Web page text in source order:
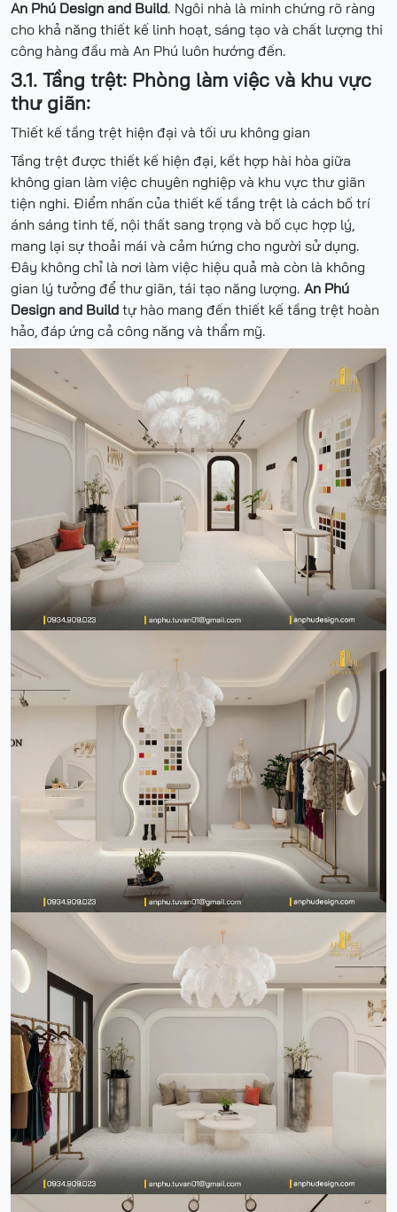
An Phú Design and Build. Ngôi nhà là minh chứng rõ ràng
cho khả năng thiết kế linh hoạt, sáng tạo và chất lượng thi
công hàng đầu mà An Phú luôn hướng đến.
3.1. Tầng trệt: Phòng làm việc và khu vực
thư giãn:
Thiết kế tầng trệt hiện đại và tối ưu không gian
Tầng trệt được thiết kế hiện đại, kết hợp hài hòa giữa
không gian làm việc chuyên nghiệp và khu vực thư giãn
tiện nghi. Điểm nhấn của thiết kế tầng trệt là cách bố trí
ánh sáng tinh tế, nội thất sang trọng và bố cục hợp lý,
mang lại sự thoải mái và cảm hứng cho người sử dụng.
Đây không chỉ là nơi làm việc hiệu quả mà còn là không
gian lý tưởng để thư giãn, tái tạo năng lượng. An Phú
Design and Build tự hào mang đến thiết kế tầng trệt hoàn
hảo, đáp ứng cả công năng và thẩm mỹ.